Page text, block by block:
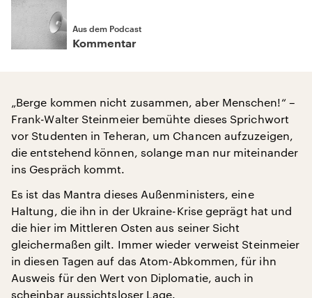
Aus dem Podcast
Kommentar
„Berge kommen nicht zusammen, aber Menschen!“ –
Frank-Walter Steinmeier bemühte dieses Sprichwort
vor Studenten in Teheran, um Chancen aufzuzeigen,
die entstehend können, solange man nur miteinander
ins Gespräch kommt.
Es ist das Mantra dieses Außenministers, eine
Haltung, die ihn in der Ukraine-Krise geprägt hat und
die hier im Mittleren Osten aus seiner Sicht
gleichermaßen gilt. Immer wieder verweist Steinmeier
in diesen Tagen auf das Atom-Abkommen, für ihn
Ausweis für den Wert von Diplomatie, auch in
scheinbar aussichtsloser Lage.